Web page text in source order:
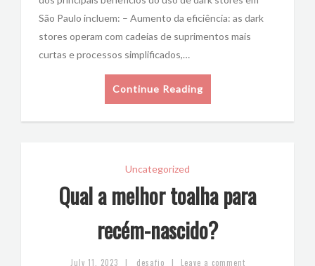
São Paulo incluem: – Aumento da eficiência: as dark
stores operam com cadeias de suprimentos mais
curtas e processos simplificados,…
Continue Reading
Uncategorized
Qual a melhor toalha para
recém-nascido?
July 11, 2023 | desafio | Leave a comment